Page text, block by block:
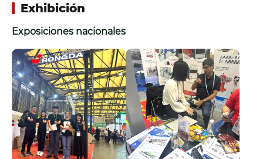
Exhibición
Exposiciones nacionales